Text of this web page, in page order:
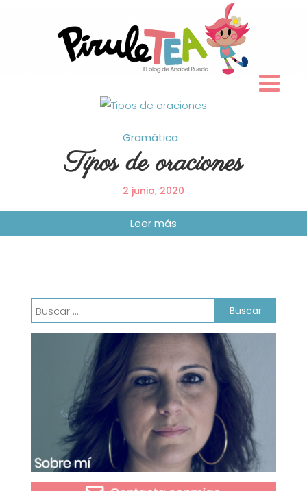
Gramática
Tipos de oraciones
2 junio, 2020
Buscar: